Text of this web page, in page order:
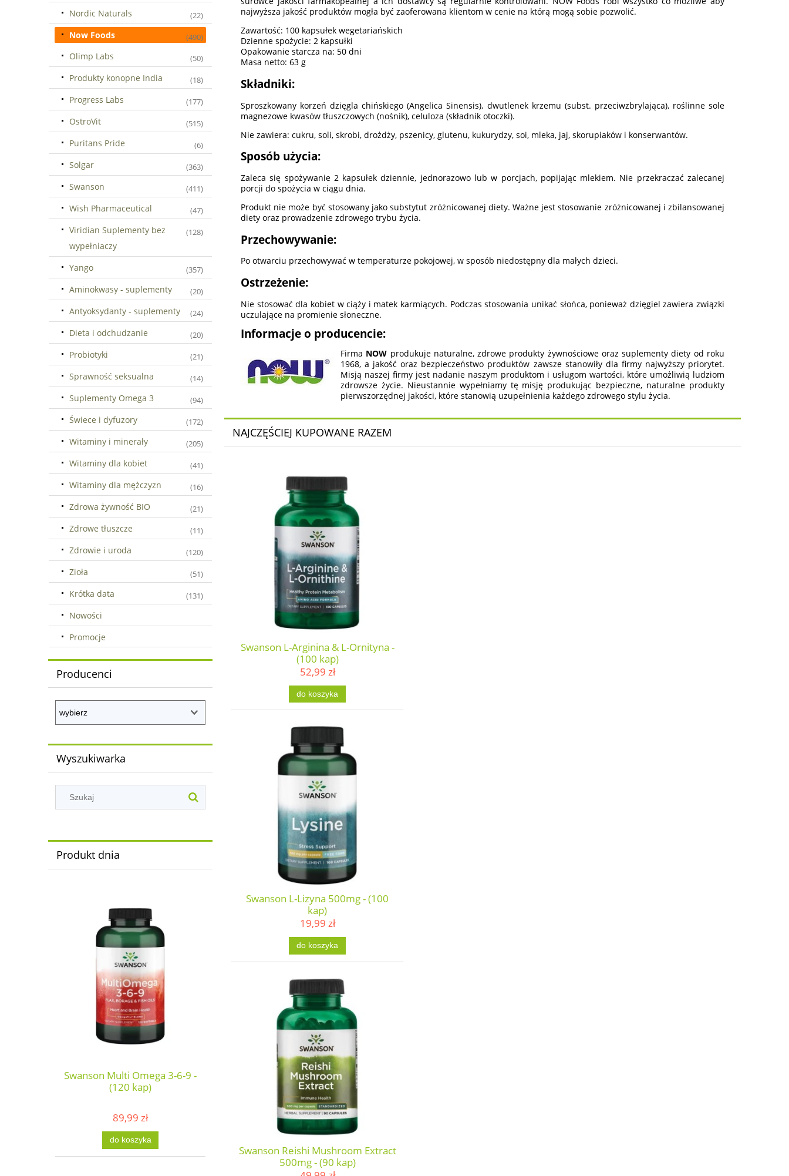
Nordic Naturals (22)
Now Foods (490)
Olimp Labs (50)
Produkty konopne India (18)
Progress Labs (177)
OstroVit (515)
Puritans Pride (6)
Solgar (363)
Swanson (411)
Wish Pharmaceutical (47)
Viridian Suplementy bez
wypełniaczy
(128)
Yango (357)
Aminokwasy - suplementy (20)
Antyoksydanty - suplementy (24)
Dieta i odchudzanie (20)
Probiotyki (21)
Sprawność seksualna (14)
Suplementy Omega 3 (94)
Świece i dyfuzory (172)
Witaminy i minerały (205)
Witaminy dla kobiet (41)
Witaminy dla mężczyzn (16)
Zdrowa żywność BIO (21)
Zdrowe tłuszcze (11)
Zdrowie i uroda (120)
Zioła (51)
Krótka data (131)
Nowości
Promocje
Producenci
Wyszukiwarka
Produkt dnia
Swanson Multi Omega 3-6-9 -
(120 kap)
89,99 zł
do koszyka
najwyższa jakość produktów mogła być zaoferowana klientom w cenie na którą mogą sobie pozwolić.
Zawartość: 100 kapsułek wegetariańskich
Dzienne spożycie: 2 kapsułki
Opakowanie starcza na: 50 dni
Masa netto: 63 g
Składniki:
Sproszkowany korzeń dzięgla chińskiego (Angelica Sinensis), dwutlenek krzemu (subst. przeciwzbrylająca), roślinne sole
magnezowe kwasów tłuszczowych (nośnik), celuloza (składnik otoczki).
Nie zawiera: cukru, soli, skrobi, drożdży, pszenicy, glutenu, kukurydzy, soi, mleka, jaj, skorupiaków i konserwantów.
Sposób użycia:
Zaleca się spożywanie 2 kapsułek dziennie, jednorazowo lub w porcjach, popijając mlekiem. Nie przekraczać zalecanej
porcji do spożycia w ciągu dnia.
Produkt nie może być stosowany jako substytut zróżnicowanej diety. Ważne jest stosowanie zróżnicowanej i zbilansowanej
diety oraz prowadzenie zdrowego trybu życia.
Przechowywanie:
Po otwarciu przechowywać w temperaturze pokojowej, w sposób niedostępny dla małych dzieci.
Ostrzeżenie:
Nie stosować dla kobiet w ciąży i matek karmiących. Podczas stosowania unikać słońca, ponieważ dzięgiel zawiera związki
uczulające na promienie słoneczne.
Informacje o producencie:
Firma NOW produkuje naturalne, zdrowe produkty żywnościowe oraz suplementy diety od roku
1968, a jakość oraz bezpieczeństwo produktów zawsze stanowiły dla firmy najwyższy priorytet.
Misją naszej firmy jest nadanie naszym produktom i usługom wartości, które umożliwią ludziom
zdrowsze życie. Nieustannie wypełniamy tę misję produkując bezpieczne, naturalne produkty
pierwszorzędnej jakości, które stanowią uzupełnienia każdego zdrowego stylu życia.
NAJCZĘŚCIEJ KUPOWANE RAZEM
Swanson L-Arginina & L-Ornityna -
(100 kap)
52,99 zł
do koszyka
Swanson L-Lizyna 500mg - (100
kap)
19,99 zł
do koszyka
Swanson Reishi Mushroom Extract
500mg - (90 kap)